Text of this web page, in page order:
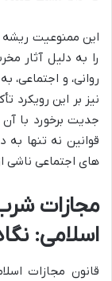
این ممنوعیت ریشه
را به دلیل آثار
روانی، و
نیز بر این رویکرد
جدیت برخورد با
قوانین نه تنها
های اجتماعی ناشی
مجازات
اسلامی:
قانون مجازات